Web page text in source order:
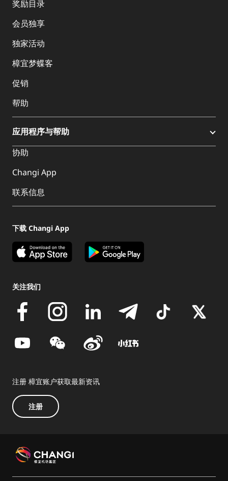
奖励目录
会员独享
独家活动
樟宜梦蝶客
促销
帮助
应用程序与帮助
协助
Changi App
联系信息
下载 Changi App
关注我们
注册 樟宜账户获取最新资讯
注册